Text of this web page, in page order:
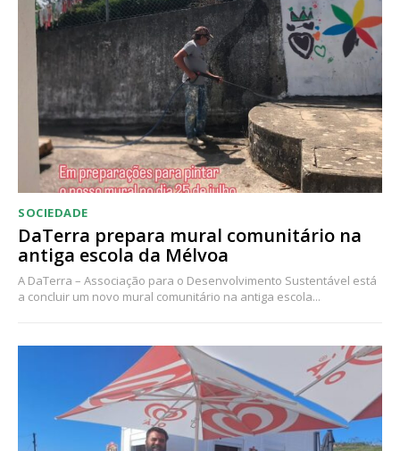
assinantes
Ofertas para assinatura anual
Escolha o plano
SOCIEDADE
DaTerra prepara mural comunitário na
antiga escola da Mélvoa
A DaTerra – Associação para o Desenvolvimento Sustentável está
a concluir um novo mural comunitário na antiga escola...